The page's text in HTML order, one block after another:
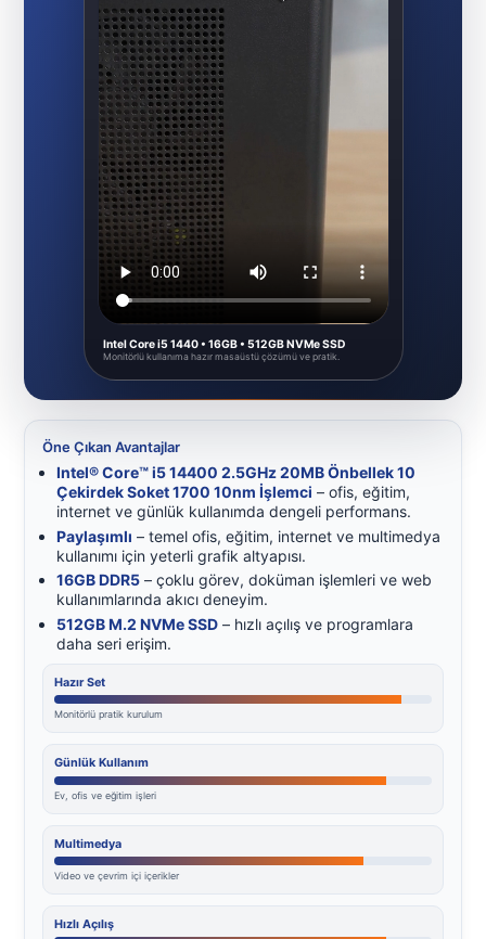
Intel Core i5 1440 • 16GB • 512GB NVMe SSD
Monitörlü kullanıma hazır masaüstü çözümü ve pratik.
Öne Çıkan Avantajlar
Intel® Core™ i5 14400 2.5GHz 20MB Önbellek 10
Çekirdek Soket 1700 10nm İşlemci – ofis, eğitim,
internet ve günlük kullanımda dengeli performans.
Paylaşımlı – temel ofis, eğitim, internet ve multimedya
kullanımı için yeterli grafik altyapısı.
16GB DDR5 – çoklu görev, doküman işlemleri ve web
kullanımlarında akıcı deneyim.
512GB M.2 NVMe SSD – hızlı açılış ve programlara
daha seri erişim.
Hazır Set
Monitörlü pratik kurulum
Günlük Kullanım
Ev, ofis ve eğitim işleri
Multimedya
Video ve çevrim içi içerikler
Hızlı Açılış